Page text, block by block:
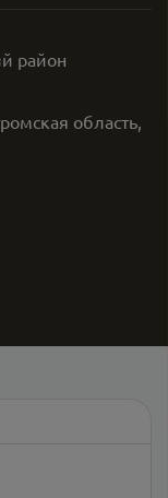
район
область,